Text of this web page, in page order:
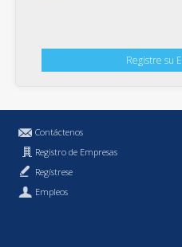
Registre su
Contáctenos
Registro de Empresas
Regístrese
Empleos